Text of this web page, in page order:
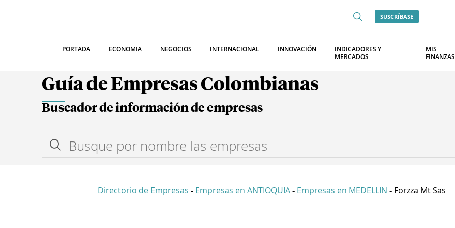
SUSCRÍBASE
PORTADA ECONOMIA NEGOCIOS INTERNACIONAL INNOVACIÓN
INDICADORES Y
MERCADOS
MIS
FINANZAS
Guía de Empresas Colombianas
Buscador de información de empresas
Directorio de Empresas - Empresas en ANTIOQUIA - Empresas en MEDELLIN - Forzza Mt Sas